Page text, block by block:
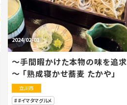
2024/02/01
～手間暇かけた本物の味を追求
～ 「熟成寝かせ蕎麦 たかや」
立川市
#イマタマグルメ